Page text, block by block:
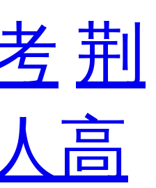
荆
高